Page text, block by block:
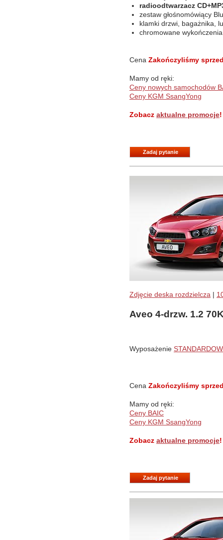
radioodtwarzacz
zestaw głośnomówiący
klamki drzwi, bagażnika,
chromowane
Cena Zakończyliśmy
Mamy od ręki:
Ceny nowych samochodów
Ceny KGM SsangYong
Zobacz aktualne promocje!
Zadaj pytanie
Zdjęcie deska rozdzielcza
Aveo 4-drzw. 1.2
Wyposażenie
Cena Zakończyliśmy
Mamy od ręki:
Ceny BAIC
Ceny KGM SsangYong
Zobacz aktualne promocje!
Zadaj pytanie